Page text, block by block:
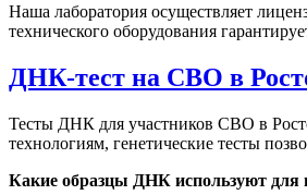
Наша лаборатория осуществляет
технического оборудования
ДНК-тест на СВО в
Тесты ДНК для участников СВО в
технологиям, генетические тесты
Какие образцы ДНК используют для